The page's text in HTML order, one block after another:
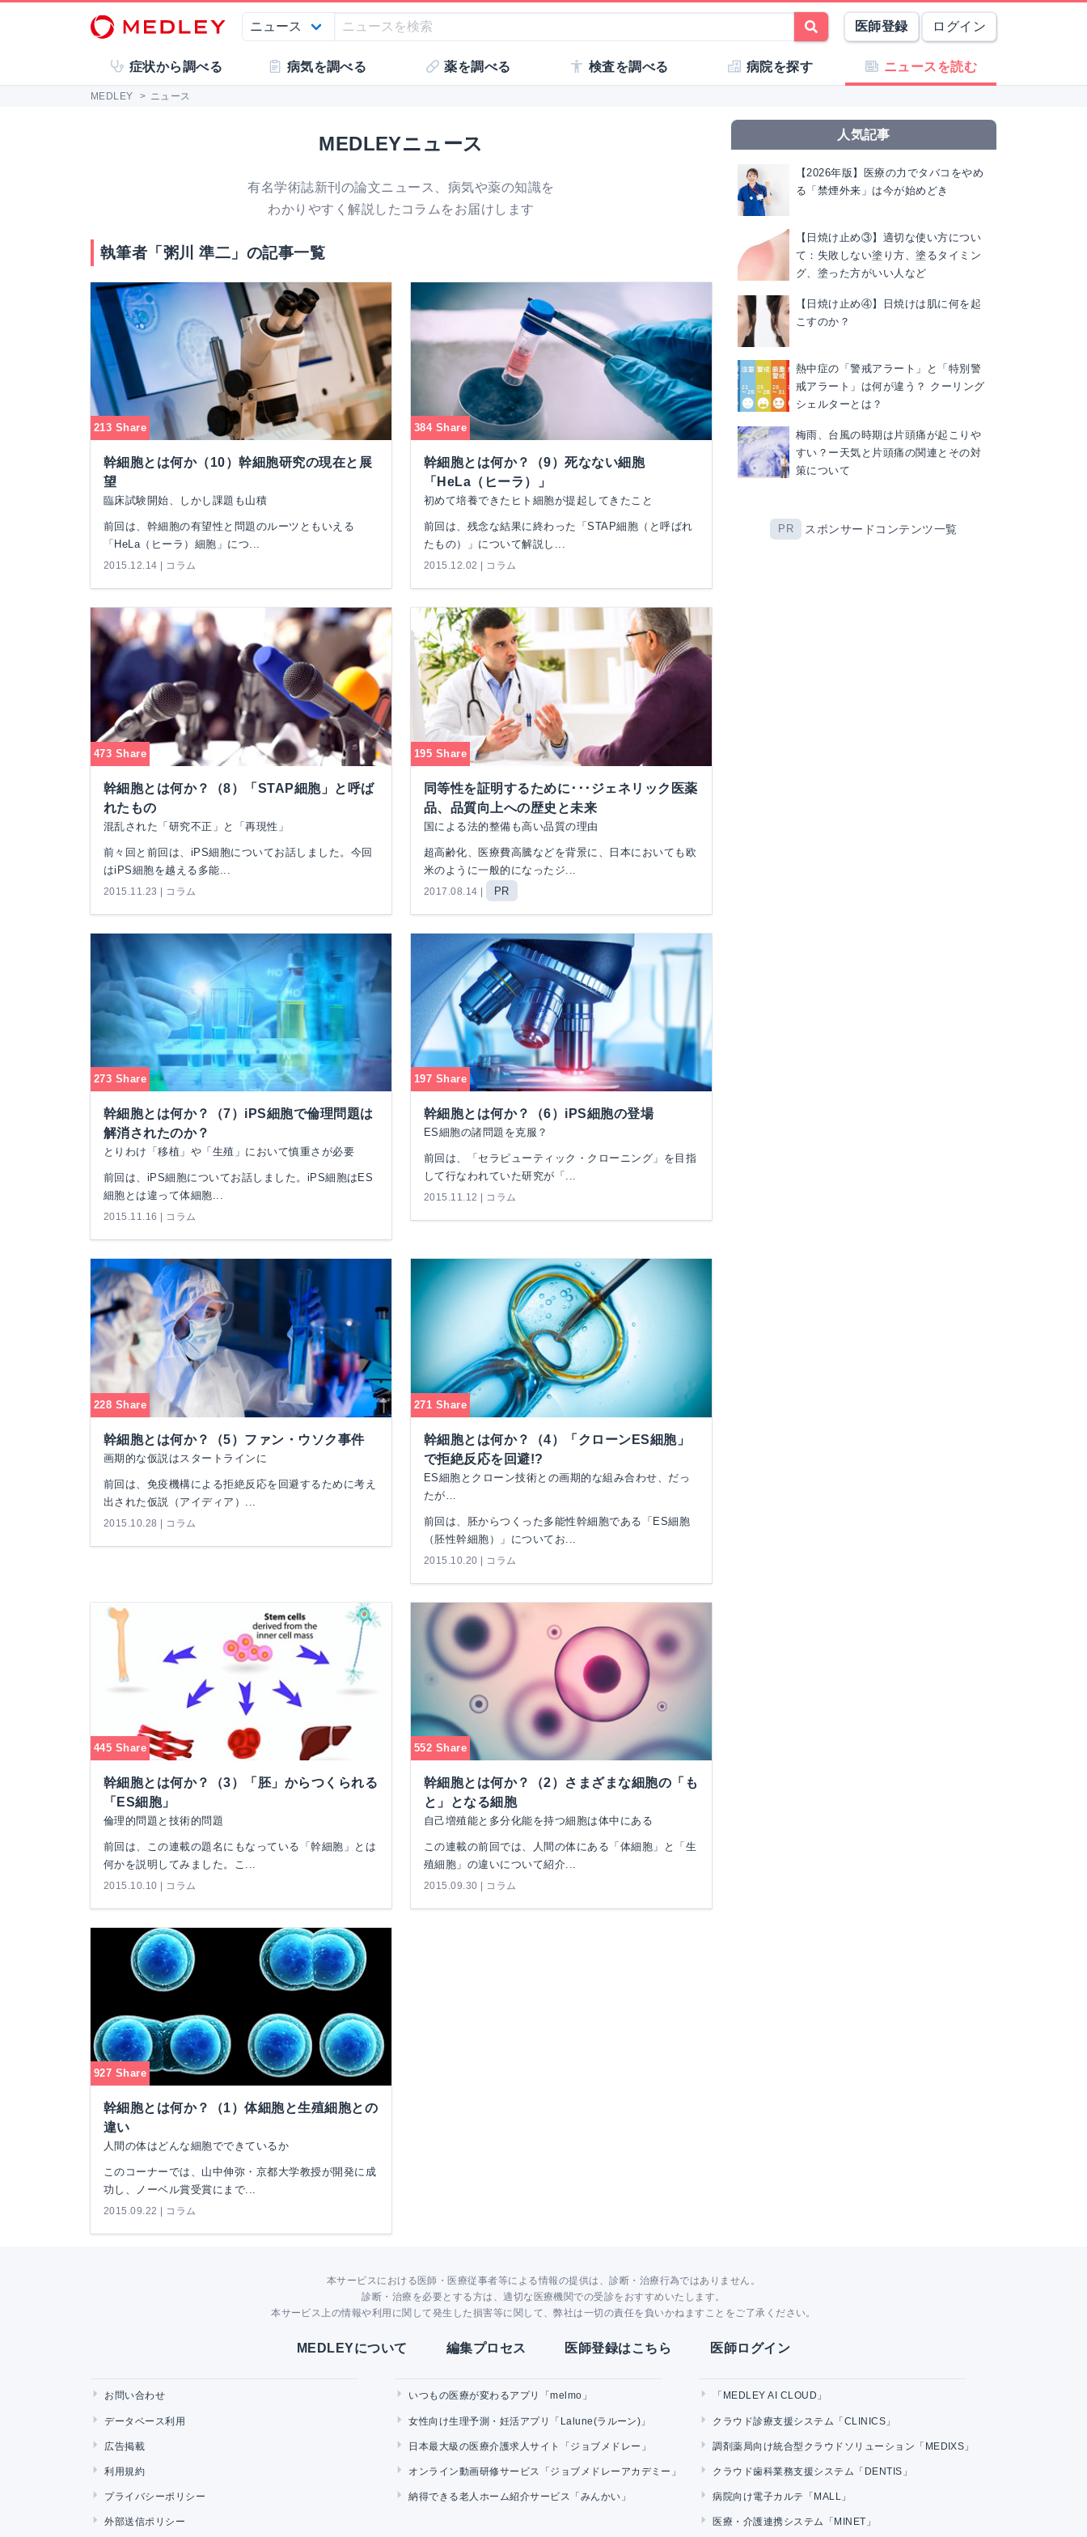
医師登録 ログイン
症状から調べる 病気を調べる 薬を調べる 検査を調べる 病院を探す ニュースを読む
MEDLEY > ニュース
MEDLEYニュース
有名学術誌新刊の論文ニュース、 病気や薬の知識を
わかりやすく解説したコラムをお届けします
執筆者「粥川 準二」の記事一覧
213 Share
幹細胞とは何か（10）幹細胞研究の現在と展
望
臨床試験開始、しかし課題も山積
前回は、幹細胞の有望性と問題のルーツともいえる
「HeLa（ヒーラ）細胞」につ...
2015.12.14 | コラム
384 Share
幹細胞とは何か？（9）死なない細胞
「HeLa（ヒーラ）」
初めて培養できたヒト細胞が提起してきたこと
前回は、残念な結果に終わった「STAP細胞（と呼ばれ
たもの）」について解説し...
2015.12.02 | コラム
473 Share
幹細胞とは何か？（8）「STAP細胞」と呼ば
れたもの
混乱された「研究不正」と「再現性」
前々回と前回は、iPS細胞についてお話しました。今回
はiPS細胞を越える多能...
2015.11.23 | コラム
195 Share
同等性を証明するために･･･ジェネリック医薬
品、品質向上への歴史と未来
国による法的整備も高い品質の理由
超高齢化、医療費高騰などを背景に、日本においても欧
米のように一般的になったジ...
2017.08.14 | PR
273 Share
幹細胞とは何か？（7）iPS細胞で倫理問題は
解消されたのか？
とりわけ「移植」や「生殖」において慎重さが必要
前回は、iPS細胞についてお話しました。iPS細胞はES
細胞とは違って体細胞...
2015.11.16 | コラム
197 Share
幹細胞とは何か？（6）iPS細胞の登場
ES細胞の諸問題を克服？
前回は、「セラピューティック・クローニング」を目指
して行なわれていた研究が「...
2015.11.12 | コラム
228 Share
幹細胞とは何か？（5）ファン・ウソク事件
画期的な仮説はスタートラインに
前回は、免疫機構による拒絶反応を回避するために考え
出された仮説（アイディア）...
2015.10.28 | コラム
271 Share
幹細胞とは何か？（4）「クローンES細胞」
で拒絶反応を回避!?
ES細胞とクローン技術との画期的な組み合わせ、だっ
たが…
前回は、胚からつくった多能性幹細胞である「ES細胞
（胚性幹細胞）」についてお...
2015.10.20 | コラム
445 Share
幹細胞とは何か？（3）「胚」からつくられる
「ES細胞」
倫理的問題と技術的問題
前回は、この連載の題名にもなっている「幹細胞」とは
何かを説明してみました。こ...
2015.10.10 | コラム
552 Share
幹細胞とは何か？（2）さまざまな細胞の「も
と」となる細胞
自己増殖能と多分化能を持つ細胞は体中にある
この連載の前回では、人間の体にある「体細胞」と「生
殖細胞」の違いについて紹介...
2015.09.30 | コラム
927 Share
幹細胞とは何か？（1）体細胞と生殖細胞との
違い
人間の体はどんな細胞でできているか
このコーナーでは、山中伸弥・京都大学教授が開発に成
功し、ノーベル賞受賞にまで...
2015.09.22 | コラム
人気記事
【2026年版】医療の力でタバコをやめ
る「禁煙外来」は今が始めどき
【日焼け止め③】適切な使い方につい
て：失敗しない塗り方、塗るタイミン
グ、塗った方がいい人など
【日焼け止め④】日焼けは肌に何を起
こすのか？
熱中症の「警戒アラート」と「特別警
戒アラート」は何が違う？ クーリング
シェルターとは？
梅雨、台風の時期は片頭痛が起こりや
すい？ー天気と片頭痛の関連とその対
策について
PR スポンサードコンテンツ一覧
本サービスにおける医師・医療従事者等による情報の提供は、診断・治療行為ではありません。
診断・治療を必要とする方は、適切な医療機関での受診をおすすめいたします。
本サービス上の情報や利用に関して発生した損害等に関して、弊社は一切の責任を負いかねますことをご了承ください。
MEDLEYについて 編集プロセス 医師登録はこちら 医師ログイン
お問い合わせ
データベース利用
広告掲載
利用規約
プライバシーポリシー
外部送信ポリシー
いつもの医療が変わるアプリ「melmo」
女性向け生理予測・妊活アプリ「Lalune(ラルーン)」
日本最大級の医療介護求人サイト「ジョブメドレー」
オンライン動画研修サービス「ジョブメドレーアカデミー」
納得できる老人ホーム紹介サービス「みんかい」
「MEDLEY AI CLOUD」
クラウド診療支援システム「CLINICS」
調剤薬局向け統合型クラウドソリューション「MEDIXS」
クラウド歯科業務支援システム「DENTIS」
病院向け電子カルテ「MALL」
医療・介護連携システム「MINET」